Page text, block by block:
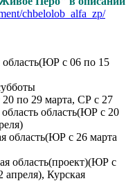
chbelolob_alfa_zp/
область(ЮР с 06 по 15
по 29 марта, СР с 27
область(ЮР с 20
область(ЮР с 26 марта
область(проект)(ЮР с
апреля), Курская